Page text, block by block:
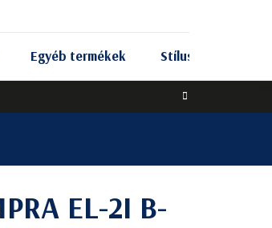
Egyéb termékek Stílus szerint
EL-2I B-